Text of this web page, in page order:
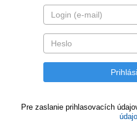
Pre zaslanie prihlasovacích